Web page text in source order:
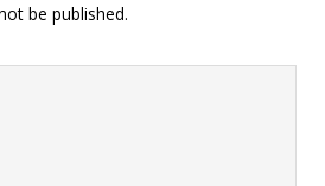
be published.